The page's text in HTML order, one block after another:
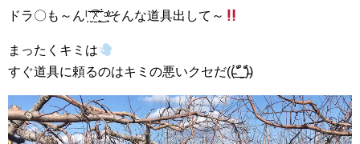
ドラ〇も～んˡ̩˙̮̑͞͡˓̱ͯ˙̮̑͏͜ˉ̀ᵓ̗ͮ̕そんな道具出して～
まったくキミは
すぐ道具に頼るのはキミの悪いクセだ((̵̵́ ̆͒͟˚̩̭ ̆͒)̵̵̀)